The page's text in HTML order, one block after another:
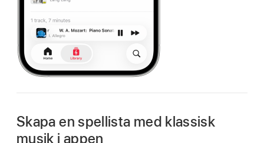
Skapa en spellista med klassisk
musik i appen